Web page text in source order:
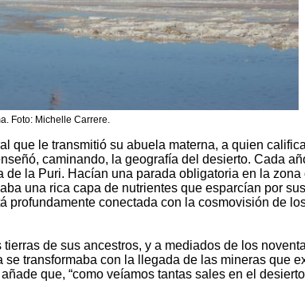
Foto: Michelle Carrere.
que le transmitió su abuela materna, a quien
caminando, la geografía del desierto. Cada
la Puri. Hacían una parada obligatoria en la zona
una rica capa de nutrientes que esparcían por sus
profundamente conectada con la cosmovisión de
de sus ancestros, y a mediados de los
transformaba con la llegada de las mineras que
que, “como veíamos tantas sales en el